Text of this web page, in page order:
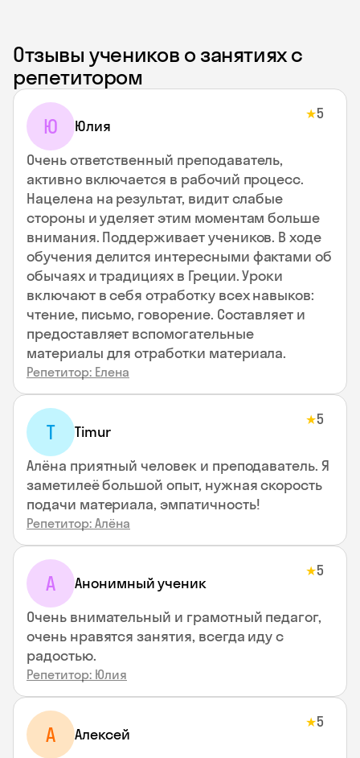
Отзывы учеников о занятиях с
репетитором
Ю Юлия
★5
Очень ответственный преподаватель,
активно включается в рабочий процесс.
Нацелена на результат, видит слабые
стороны и уделяет этим моментам больше
внимания. Поддерживает учеников. В ходе
обучения делится интересными фактами об
обычаях и традициях в Греции. Уроки
включают в себя отработку всех навыков:
чтение, письмо, говорение. Составляет и
предоставляет вспомогательные
материалы для отработки материала.
Репетитор: Елена
T Timur
★5
Алёна приятный человек и преподаватель. Я
заметилеё большой опыт, нужная скорость
подачи материала, эмпатичность!
Репетитор: Алёна
А Анонимный ученик
★5
Очень внимательный и грамотный педагог,
очень нравятся занятия, всегда иду с
радостью.
Репетитор: Юлия
А Алексей
★5